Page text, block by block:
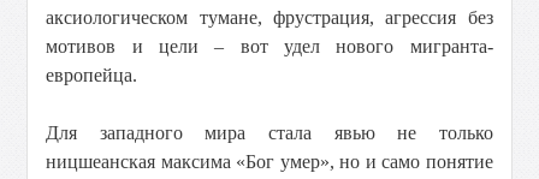
аксиологическом тумане, фрустрация, агрессия без
мотивов и цели – вот удел нового мигранта-
европейца.
Для западного мира стала явью не только
ницшеанская максима «Бог умер», но и само понятие